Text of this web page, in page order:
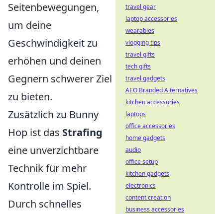
Seitenbewegungen,
um deine
Geschwindigkeit zu
erhöhen und deinen
Gegnern schwerer Ziel
zu bieten.
Zusätzlich zu Bunny
Hop ist das Strafing
eine unverzichtbare
Technik für mehr
Kontrolle im Spiel.
Durch schnelles
travel gear
laptop accessories
wearables
vlogging tips
travel gifts
tech gifts
travel gadgets
AEO Branded Alternatives
kitchen accessories
laptops
office accessories
home gadgets
audio
office setup
kitchen gadgets
electronics
content creation
business accessories